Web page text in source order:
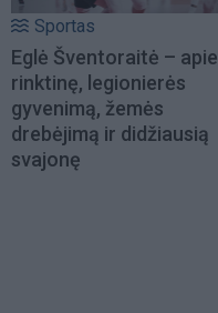
Sportas
Eglė Šventoraitė – apie
rinktinę, legionierės
gyvenimą, žemės
drebėjimą ir didžiausią
svajonę